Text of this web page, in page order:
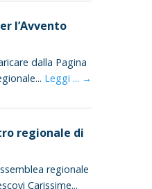
l’Avvento
dalla Pagina
Leggi ... →
regionale di
regionale
Carissime...